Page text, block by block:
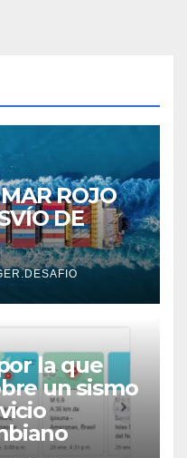
ROJO
DE
la que
un sismo